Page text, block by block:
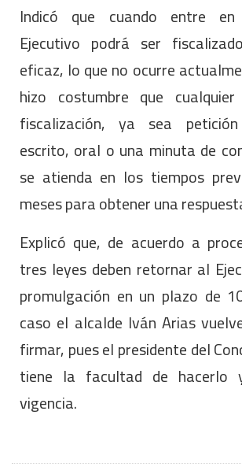
Indicó que cuando entre
Ejecutivo podrá ser
eficaz, lo que no ocurre
hizo costumbre que
fiscalización, ya sea
escrito, oral o una minuta de
se atienda en los tiempos
meses para obtener una
Explicó que, de acuerdo a
tres leyes deben retornar al
promulgación en un plazo de
caso el alcalde Iván Arias
firmar, pues el presidente del
tiene la facultad de hacerlo
vigencia.